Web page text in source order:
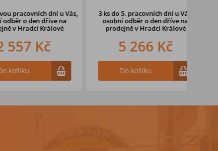
dní u Vás,
o den dřívena
Hradci Králové
Kč
do 5. pracovních dní u Vás,
osobní odběr o den dříve na
prodejněv Hradci Králové
5 266 Kč
Do košíku